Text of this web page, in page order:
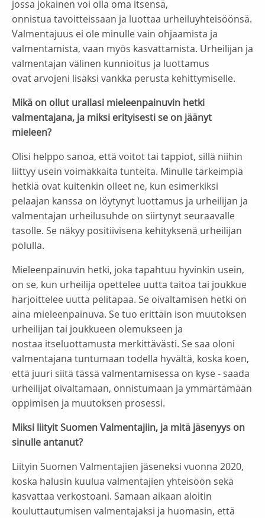
jossa jokainen voi olla oma itsensä,
onnistua tavoitteissaan ja luottaa urheiluyhteisöönsä.
Valmentajuus ei ole minulle vain ohjaamista ja
valmentamista, vaan myös kasvattamista. Urheilijan ja
valmentajan välinen kunnioitus ja luottamus
ovat arvojeni lisäksi vankka perusta kehittymiselle.
Mikä on ollut urallasi mieleenpainuvin hetki
valmentajana, ja miksi erityisesti se on jäänyt
mieleen?
Olisi helppo sanoa, että voitot tai tappiot, sillä niihin
liittyy usein voimakkaita tunteita. Minulle tärkeimpiä
hetkiä ovat kuitenkin olleet ne, kun esimerkiksi
pelaajan kanssa on löytynyt luottamus ja urheilijan ja
valmentajan urheilusuhde on siirtynyt seuraavalle
tasolle. Se näkyy positiivisena kehityksenä urheilijan
polulla.
Mieleenpainuvin hetki, joka tapahtuu hyvinkin usein,
on se, kun urheilija opettelee uutta taitoa tai joukkue
harjoittelee uutta pelitapaa. Se oivaltamisen hetki on
aina mieleenpainuva. Se tuo erittäin ison muutoksen
urheilijan tai joukkueen olemukseen ja
nostaa itseluottamusta merkittävästi. Se saa oloni
valmentajana tuntumaan todella hyvältä, koska koen,
että juuri siitä tässä valmentamisessa on kyse - saada
urheilijat oivaltamaan, onnistumaan ja ymmärtämään
oppimisen ja muutoksen prosessi.
Miksi liityit Suomen Valmentajiin, ja mitä jäsenyys on
sinulle antanut?
Liityin Suomen Valmentajien jäseneksi vuonna 2020,
koska halusin kuulua valmentajien yhteisöön sekä
kasvattaa verkostoani. Samaan aikaan aloitin
kouluttautumisen valmentajaksi ja huomasin, että